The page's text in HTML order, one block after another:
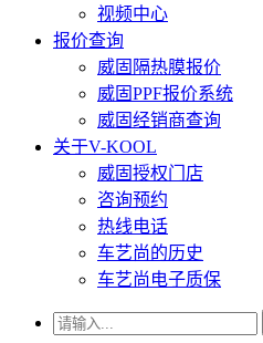
视频中心
报价查询
威固隔热膜报价
威固PPF报价系统
威固经销商查询
关于V-KOOL
威固授权门店
咨询预约
热线电话
车艺尚的历史
车艺尚电子质保